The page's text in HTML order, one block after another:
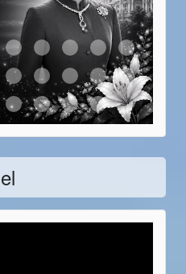
Item 5 Item 6 Item 7 Item 8Item 9Item 10
15Item 16 Item 17Item 18Item 19Item 20
24
Item 25Item 26Item 27Item 28